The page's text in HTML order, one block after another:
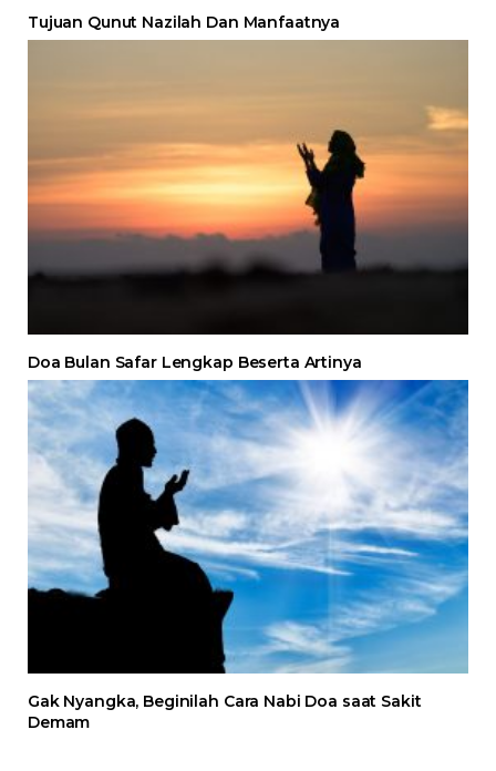
Tujuan Qunut Nazilah Dan Manfaatnya
Doa Bulan Safar Lengkap Beserta Artinya
Gak Nyangka, Beginilah Cara Nabi Doa saat Sakit
Demam